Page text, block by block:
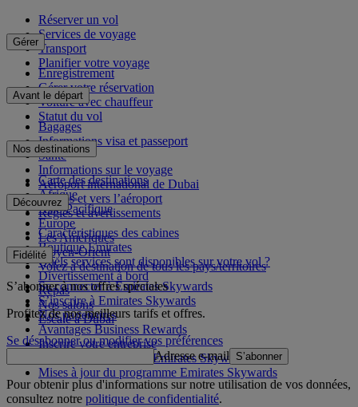
Réserver un vol
Services de voyage
Transport
Planifier votre voyage
Gérer
Enregistrement
Gérer votre réservation
Voiture avec chauffeur
Statut du vol
Avant le départ
Bagages
Informations visa et passeport
Santé
Informations sur le voyage
Aéroport international de Dubai
Depuis et vers l’aéroport
Règles et avertissements
Nos destinations
Carte des destinations
Afrique
Asie-Pacifique
Europe
Les Amériques
Moyen-Orient
Volez à destination de tous les pays/territoires
Découvrez
Caractéristiques des cabines
Boutique Emirates
Quels services sont disponibles sur votre vol ?
Divertissement à bord
Repas
Nos salons
Escale à Dubai
Fidélité
Se connecter à Emirates Skywards
S’inscrire à Emirates Skywards
Nos partenaires
Avantages Business Rewards
Inscrire votre entreprise
Règles du programme Emirates Skywards
Mises à jour du programme Emirates Skywards
S’abonner à nos offres spéciales
Profitez de nos meilleurs tarifs et offres.
Se désabonner ou modifier vos préférences
Adresse e-mail S’abonner
Pour obtenir plus d'informations sur notre utilisation de vos données,
consultez notre politique de confidentialité.